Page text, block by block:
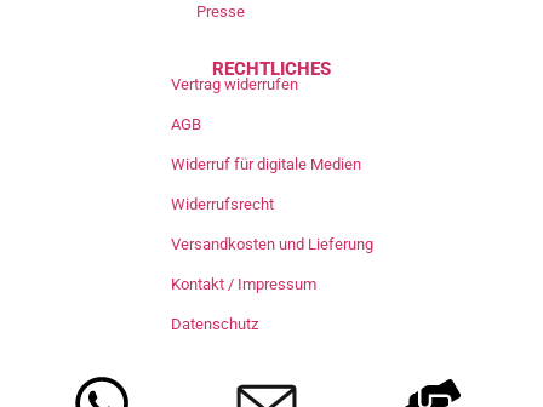
Presse
RECHTLICHES
Vertrag widerrufen
AGB
Widerruf für digitale Medien
Widerrufsrecht
Versandkosten und Lieferung
Kontakt / Impressum
Datenschutz